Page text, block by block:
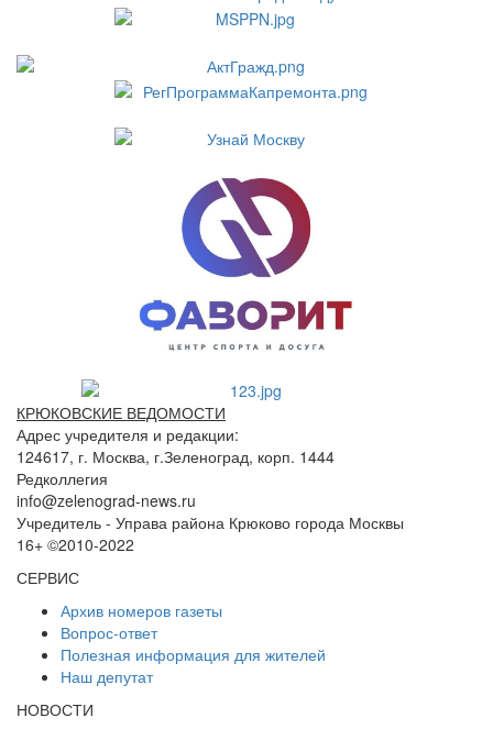
КРЮКОВСКИЕ ВЕДОМОСТИ
Адрес учредителя и редакции:
124617, г. Москва, г.Зеленоград, корп. 1444
Редколлегия
info@zelenograd-news.ru
Учредитель - Управа района Крюково города Москвы
16+ ©2010-2022
СЕРВИС
Архив номеров газеты
Вопрос-ответ
Полезная информация для жителей
Наш депутат
НОВОСТИ